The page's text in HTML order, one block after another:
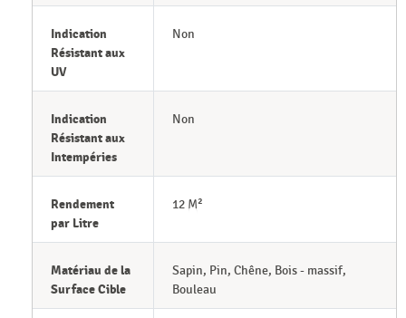
Indication
Résistant aux
UV
Non
Indication
Résistant aux
Intempéries
Non
Rendement
par Litre
12 M²
Matériau de la
Surface Cible
Sapin, Pin, Chêne, Bois - massif,
Bouleau